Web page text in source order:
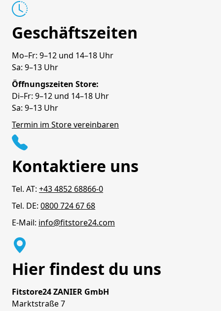
Geschäftszeiten
Mo–Fr: 9–12 und 14–18 Uhr
Sa: 9–13 Uhr
Öffnungszeiten Store:
Di–Fr: 9–12 und 14–18 Uhr
Sa: 9–13 Uhr
Termin im Store vereinbaren
Kontaktiere uns
Tel. AT: +43 4852 68866-0
Tel. DE: 0800 724 67 68
E-Mail: info@fitstore24.com
Hier findest du uns
Fitstore24 ZANIER GmbH
Marktstraße 7